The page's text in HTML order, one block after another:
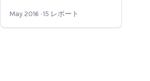
May 2016 ·15 レポート